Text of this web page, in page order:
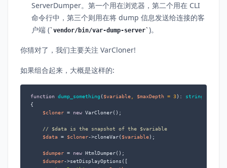
ServerDumper。第一个用在浏览器，第二个用在 CLI
命令行中，第三个则用在将 dump 信息发送给连接的客
户端 ( vendor/bin/var-dump-server )。
你猜对了，我们主要关注 VarCloner!
如果组合起来，大概是这样的:
function dump_something ( $variable, $maxDepth = 3):
string
{
$cloner = new VarCloner();
// $data is the snapshot of the $variable
$data = $cloner->cloneVar( $variable);
$dumper = new HtmlDumper();
$dumper->setDisplayOptions([